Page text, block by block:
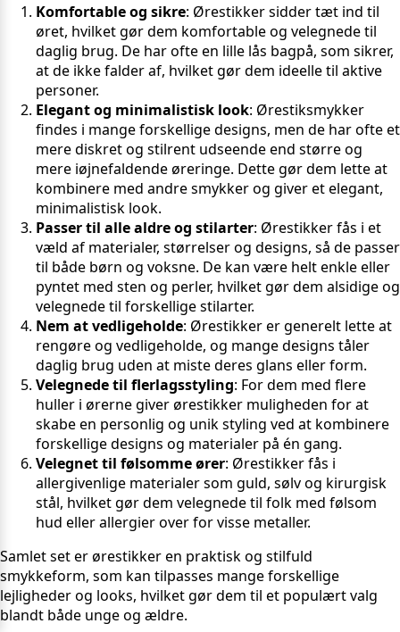
Komfortable og sikre: Ørestikker sidder tæt ind til
øret, hvilket gør dem komfortable og velegnede til
daglig brug. De har ofte en lille lås bagpå, som sikrer,
at de ikke falder af, hvilket gør dem ideelle til aktive
personer.
Elegant og minimalistisk look: Ørestiksmykker
findes i mange forskellige designs, men de har ofte et
mere diskret og stilrent udseende end større og
mere iøjnefaldende øreringe. Dette gør dem lette at
kombinere med andre smykker og giver et elegant,
minimalistisk look.
Passer til alle aldre og stilarter: Ørestikker fås i et
væld af materialer, størrelser og designs, så de passer
til både børn og voksne. De kan være helt enkle eller
pyntet med sten og perler, hvilket gør dem alsidige og
velegnede til forskellige stilarter.
Nem at vedligeholde: Ørestikker er generelt lette at
rengøre og vedligeholde, og mange designs tåler
daglig brug uden at miste deres glans eller form.
Velegnede til flerlagsstyling: For dem med flere
huller i ørerne giver ørestikker muligheden for at
skabe en personlig og unik styling ved at kombinere
forskellige designs og materialer på én gang.
Velegnet til følsomme ører: Ørestikker fås i
allergivenlige materialer som guld, sølv og kirurgisk
stål, hvilket gør dem velegnede til folk med følsom
hud eller allergier over for visse metaller.
Samlet set er ørestikker en praktisk og stilfuld
smykkeform, som kan tilpasses mange forskellige
lejligheder og looks, hvilket gør dem til et populært valg
blandt både unge og ældre.